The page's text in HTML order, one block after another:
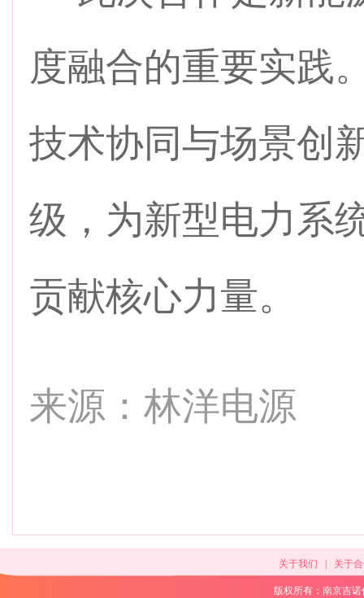
度融合的重要实践
技术协同与场景创
级，为新型电力系
贡献核心力量。
来源：林洋电源
关于我们 关于
版权所有：南京吉